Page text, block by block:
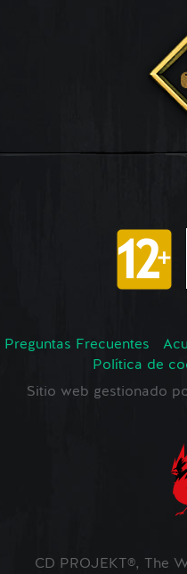
Preguntas Frecuentes
Política de
Sitio web gestionado
CD PROJEKT®, The